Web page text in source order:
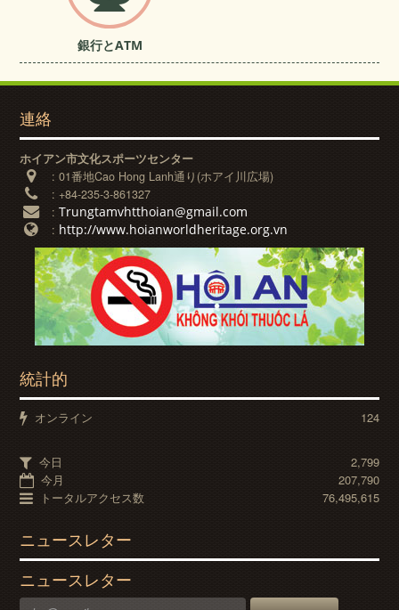
銀行とATM
連絡
ホイアン市文化スポーツセンター
:01番地Cao Hong Lanh通り(ホアイ川広場)
:+84-235-3-861327
:Trungtamvhtthoian@gmail.com
: http://www.hoianworldheritage.org.vn
統計的
オンライン 124
今日
2,799
今月
207,790
トータルアクセス数
76,495,615
ニュースレター
ニュースレター